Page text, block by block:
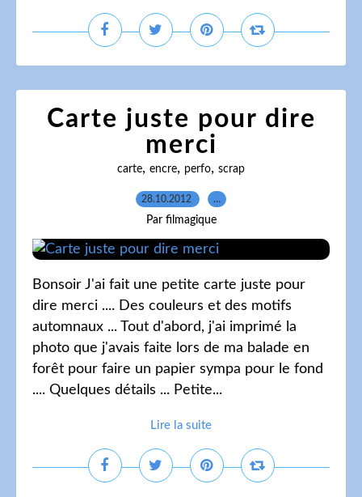
Carte juste pour dire
merci
carte, encre, perfo, scrap
28.10.2012 …
Par filmagique
Bonsoir J'ai fait une petite carte juste pour
dire merci .... Des couleurs et des motifs
automnaux ... Tout d'abord, j'ai imprimé la
photo que j'avais faite lors de ma balade en
forêt pour faire un papier sympa pour le fond
.... Quelques détails ... Petite...
Lire la suite